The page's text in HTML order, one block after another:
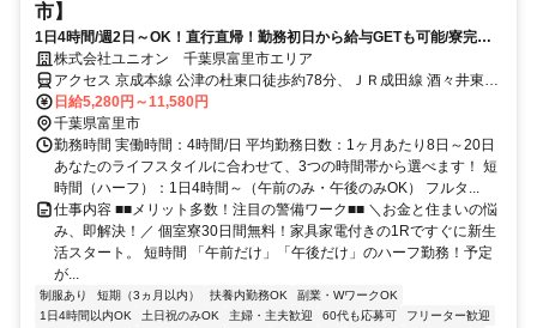
市】
1日4時間/週2日～OK！直行直帰！勤務初日から給与GETも可能/寮完備
＆携帯貸与♪
株式会社ユニオン 千葉県富里市エリア
アクセス 京成本線 公津の杜東口徒歩約78分、ＪＲ成田線 酒々井東口
徒歩約87分、京成本線 宗吾参道出入口1徒歩約92分 千葉県富里市エ
リア
日給5,280円～11,580円
千葉県富里市
勤務時間 実働時間：4時間/日 平均勤務日数：1ヶ月あたり8日～20日
あなたのライフスタイルに合わせて、3つの時間帯から選べます！ 短
時間（ハーフ）：1日4時間～（午前のみ・午後のみOK） フルタ...
仕事内容 ■■メリット多数！注目の警備ワーク■■ ＼お金と住まいの悩
み、即解決！／ 個室寮30日間無料！家具家電付きの1Rですぐに新生
活スタート。 短時間 「午前だけ」「午後だけ」のハーフ勤務！予定
が...
制服あり 短期（3ヵ月以内） 扶養内勤務OK
副業・WワークOK
1日4時間以内OK
土日祝のみOK 主婦・主夫歓迎 60代も応募可
フリーター歓迎